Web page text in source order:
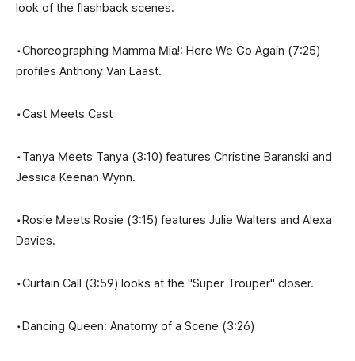
look of the flashback scenes.
•Choreographing Mamma Mia!: Here We Go Again (7:25)
profiles Anthony Van Laast.
•Cast Meets Cast
•Tanya Meets Tanya (3:10) features Christine Baranski and
Jessica Keenan Wynn.
•Rosie Meets Rosie (3:15) features Julie Walters and Alexa
Davies.
•Curtain Call (3:59) looks at the "Super Trouper" closer.
•Dancing Queen: Anatomy of a Scene (3:26)